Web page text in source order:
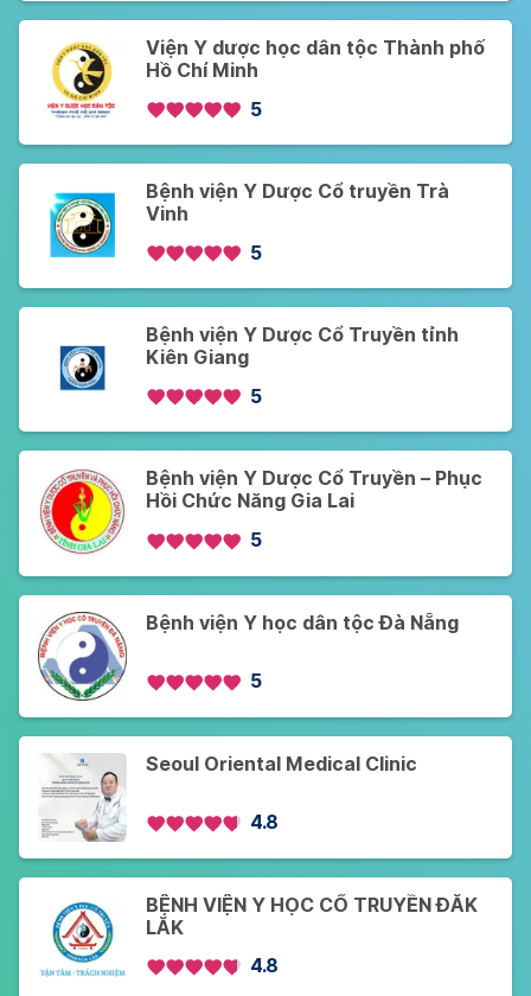
Viện Y dược học dân tộc Thành phố
Hồ Chí Minh
5
Bệnh viện Y Dược Cổ truyền Trà
Vinh
5
Bệnh viện Y Dược Cổ Truyền tỉnh
Kiên Giang
5
Bệnh viện Y Dược Cổ Truyền – Phục
Hồi Chức Năng Gia Lai
5
Bệnh viện Y học dân tộc Đà Nẵng
5
Seoul Oriental Medical Clinic
4.8
BỆNH VIỆN Y HỌC CỔ TRUYỀN ĐĂK
LĂK
4.8